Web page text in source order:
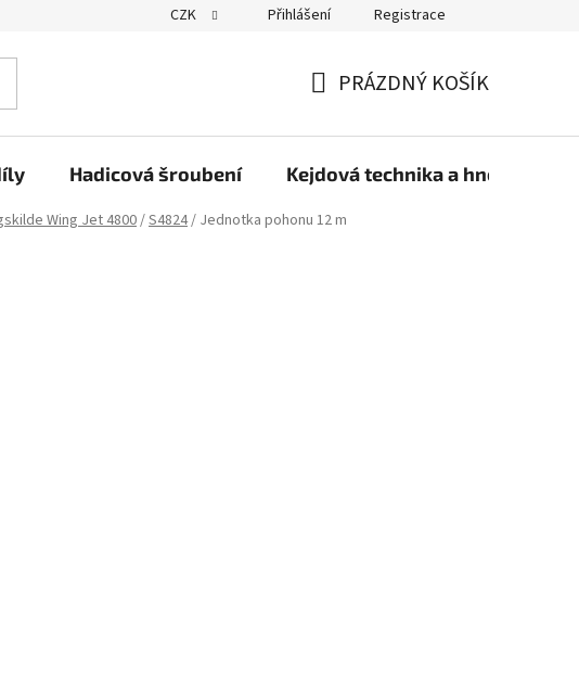
CZK Přihlášení Registrace
KOŠÍK
PRÁZDNÝ KOŠÍK
Hadicová šroubení Kejdová technika a hnojiva
Wing Jet 4800/S4824/ Jednotka pohonu 12 m